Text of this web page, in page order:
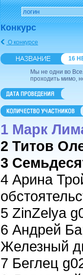
Конкурс
О конкурсе
16
Мы не одни во
проходить мимо,
1 Марк
2 Титов
3
4 Арина
5 ZinZelya
6 Андрей
Железный
7 Беглец